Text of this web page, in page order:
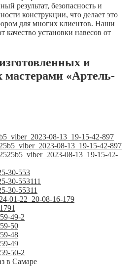
результат, безопасность и
конструкции, что делает это
для многих клиентов. Наши
качество установки навесов от
и
мастерами «Артель-
в Самаре